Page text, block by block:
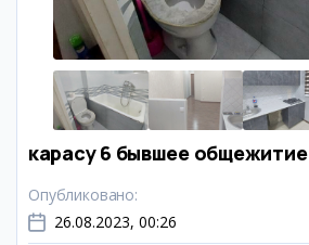
карасу 6 бывшее общежитие
Опубликовано:
26.08.2023, 00:26